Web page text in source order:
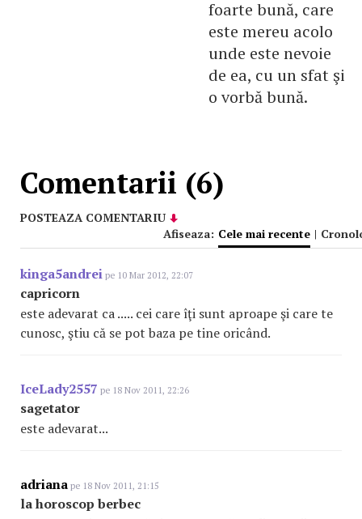
foarte bună, care
este mereu acolo
unde este nevoie
de ea, cu un sfat şi
o vorbă bună.
Comentarii (6)
POSTEAZA COMENTARIU
Afiseaza: Cele mai recente |
kinga5andrei pe 10 Mar 2012, 22:07
capricorn
este adevarat ca ..... cei care îţi sunt aproape şi care te
cunosc, ştiu că se pot baza pe tine oricând.
IceLady2557 pe 18 Nov 2011, 22:26
sagetator
este adevarat...
adriana pe 18 Nov 2011, 21:15
la horoscop berbec